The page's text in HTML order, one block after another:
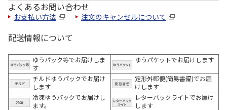
よくあるお問い合わせ
お支払い方法 注文のキャンセルについて
配送情報について
ゆうパック等でお届けしま
す
ゆうパケットでお届けします
チルドゆうパックでお届け
します
定形外郵便(簡易書留)でお届
けします
冷凍ゆうパックでお届けし
ます。
レターパックライトでお届け
します